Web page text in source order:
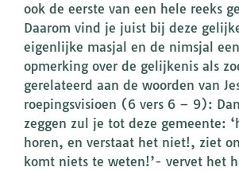
ook de eerste van een hele reeks
Daarom vind je juist bij deze
eigenlijke masjal en de nimsjal
opmerking over de gelijkenis als
gerelateerd aan de woorden van
roepingsvisioen (6 vers 6 – 9):
zeggen zul je tot deze gemeente:
horen, en verstaat het niet!, ziet
komt niets te weten!’- vervet het